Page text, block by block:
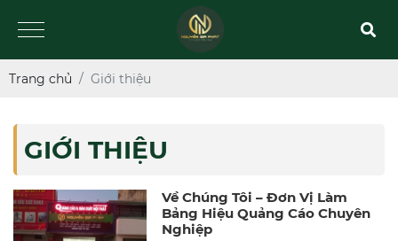
Trang chủ Giới thiệu
GIỚI THIỆU
Về Chúng Tôi – Đơn Vị Làm
Bảng Hiệu Quảng Cáo Chuyên
Nghiệp